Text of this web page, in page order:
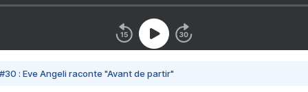
#30 : Eve Angeli raconte "Avant de partir"